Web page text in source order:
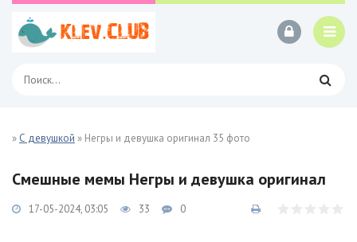
» С девушкой » Негры и девушка оригинал 35 фото
Смешные мемы Негры и девушка оригинал
17-05-2024, 03:05 33 0